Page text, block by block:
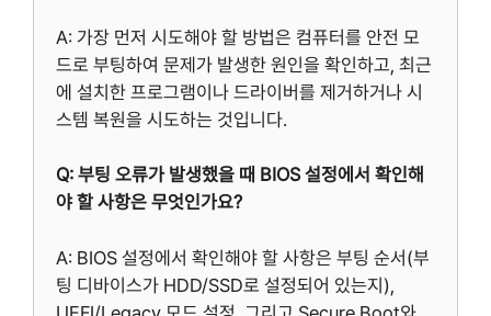
A: 가장 먼저 시도해야 할 방법은 컴퓨터를 안전 모
드로 부팅하여 문제가 발생한 원인을 확인하고, 최근
에 설치한 프로그램이나 드라이버를 제거하거나 시
스템 복원을 시도하는 것입니다.
Q: 부팅 오류가 발생했을 때 BIOS 설정에서 확인해
야 할 사항은 무엇인가요?
A: BIOS 설정에서 확인해야 할 사항은 부팅 순서(부
팅 디바이스가 HDD/SSD로 설정되어 있는지),